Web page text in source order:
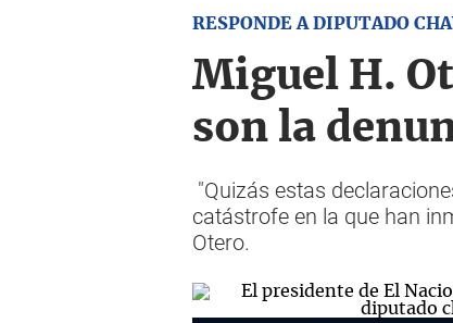
RESPONDE A DIPUTADO
Miguel H.
son la
"Quizás estas
catástrofe en la que han
Otero.